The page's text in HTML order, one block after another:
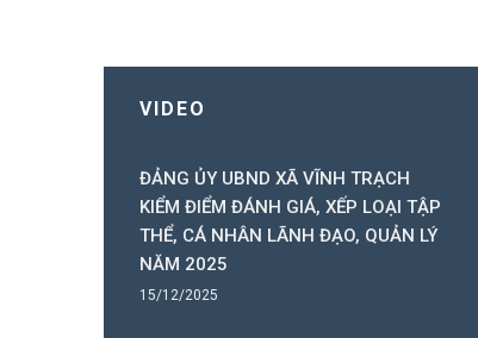
VIDEO
ĐẢNG ỦY UBND XÃ VĨNH TRẠCH
KIỂM ĐIỂM ĐÁNH GIÁ, XẾP LOẠI TẬP
THỂ, CÁ NHÂN LÃNH ĐẠO, QUẢN LÝ
NĂM 2025
15/12/2025